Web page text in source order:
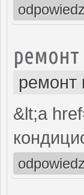
ремонт
&lt;a